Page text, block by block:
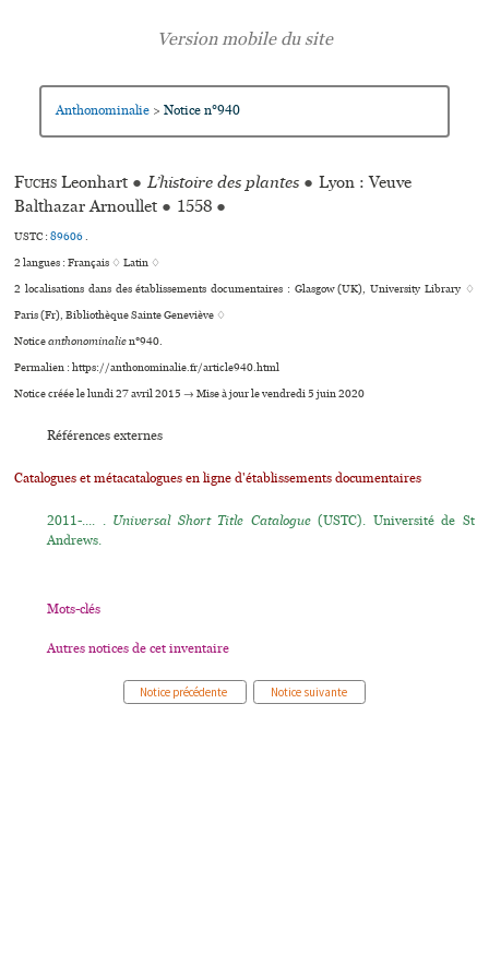
Anthonominalie > Notice n°940
Fuchs Leonhart ● L’histoire des plantes ● Lyon : Veuve
Balthazar Arnoullet ● 1558 ●
USTC :89606.
2 langues :Français ♢Latin ♢
2 localisations dans des établissements documentaires : Glasgow (UK), University Library ♢
Paris (Fr), Bibliothèque Sainte Geneviève ♢
Noticeanthonominalien°940.
Permalien : https://anthonominalie.fr/article940.html
Notice créée le lundi 27 avril 2015 → Mise à jour le vendredi 5 juin 2020
Références externes
Catalogues et métacatalogues en ligne d'établissements documentaires
2011-.... . Universal Short Title Catalogue(USTC). Université de St
Andrews.
Mots-clés
Autres notices de cet inventaire
Notice précédente Notice suivante